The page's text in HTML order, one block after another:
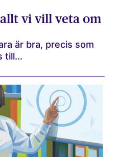
vi vill veta om
är bra, precis som
till...